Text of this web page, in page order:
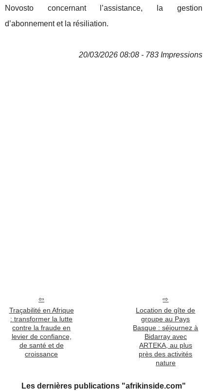
Novosto concernant l’assistance, la gestion
d’abonnement et la résiliation.
20/03/2026 08:08 - 783 Impressions
Traçabilité en Afrique
: transformer la lutte
contre la fraude en
levier de confiance,
de santé et de
croissance
Location de gîte de
groupe au Pays
Basque : séjournez à
Bidarray avec
ARTEKA, au plus
près des activités
nature
Les dernières publications "afrikinside.com"